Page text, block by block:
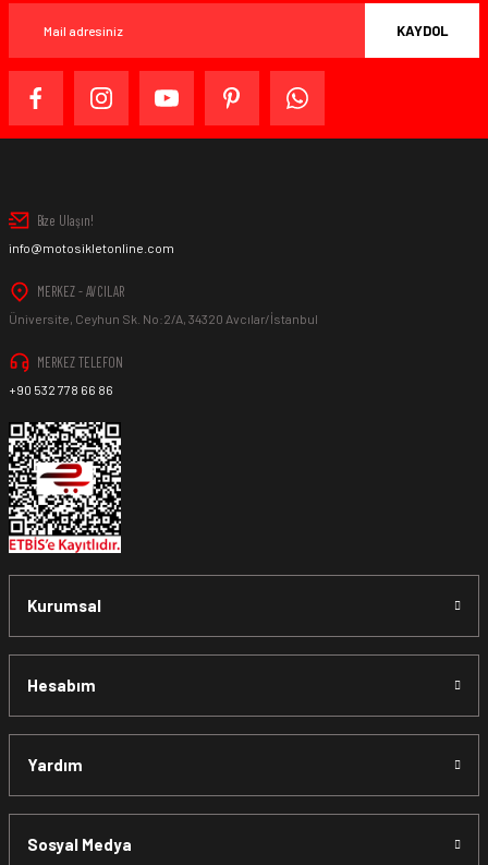
KAYDOL
Bize Ulaşın!
info@motosikletonline.com
MERKEZ - AVCILAR
Üniversite, Ceyhun Sk. No:2/A, 34320 Avcılar/İstanbul
MERKEZ TELEFON
+90 532 778 66 86
Kurumsal
Hesabım
Yardım
Sosyal Medya